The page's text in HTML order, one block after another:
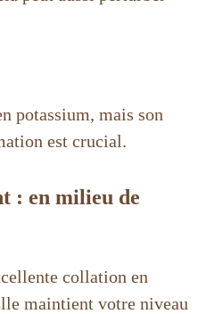
potassium, mais son
est crucial.
: en milieu de
collation en
maintient votre niveau